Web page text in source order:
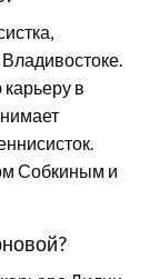
в
Собкиным и